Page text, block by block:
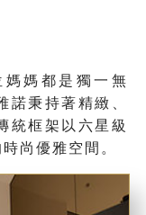
媽都是獨一無
諾秉持著精緻、
統框架以六星級
尚優雅空間。